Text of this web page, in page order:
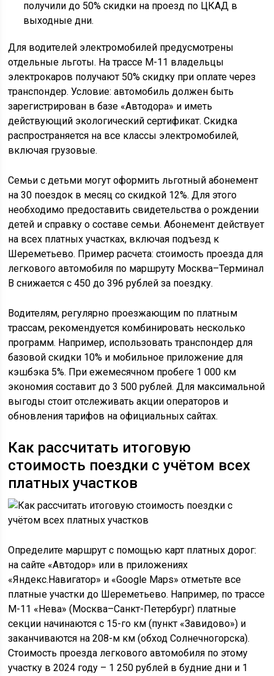
получили до 50% скидки на проезд по ЦКАД в
выходные дни.
Для водителей электромобилей предусмотрены
отдельные льготы. На трассе М-11 владельцы
электрокаров получают 50% скидку при оплате через
транспондер. Условие: автомобиль должен быть
зарегистрирован в базе «Автодора» и иметь
действующий экологический сертификат. Скидка
распространяется на все классы электромобилей,
включая грузовые.
Семьи с детьми могут оформить льготный абонемент
на 30 поездок в месяц со скидкой 12%. Для этого
необходимо предоставить свидетельства о рождении
детей и справку о составе семьи. Абонемент действует
на всех платных участках, включая подъезд к
Шереметьево. Пример расчета: стоимость проезда для
легкового автомобиля по маршруту Москва–Терминал
B снижается с 450 до 396 рублей за поездку.
Водителям, регулярно проезжающим по платным
трассам, рекомендуется комбинировать несколько
программ. Например, использовать транспондер для
базовой скидки 10% и мобильное приложение для
кэшбэка 5%. При ежемесячном пробеге 1 000 км
экономия составит до 3 500 рублей. Для максимальной
выгоды стоит отслеживать акции операторов и
обновления тарифов на официальных сайтах.
Как рассчитать итоговую
стоимость поездки с учётом всех
платных участков
Определите маршрут с помощью карт платных дорог:
на сайте «Автодор» или в приложениях
«Яндекс.Навигатор» и «Google Maps» отметьте все
платные участки до Шереметьево. Например, по трассе
М-11 «Нева» (Москва–Санкт-Петербург) платные
секции начинаются с 15-го км (пункт «Завидово») и
заканчиваются на 208-м км (обход Солнечногорска).
Стоимость проезда легкового автомобиля по этому
участку в 2024 году – 1 250 рублей в будние дни и 1